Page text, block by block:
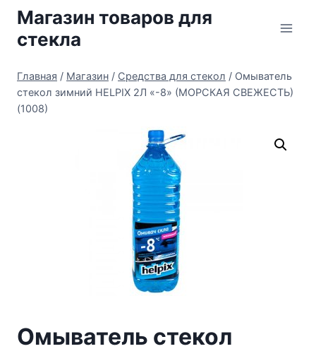
Перейти
содержимому
Магазин товаров для
стекла
Главная / Магазин / Средства для стекол / Омыватель
стекол зимний HELPIX 2Л «-8» (МОРСКАЯ СВЕЖЕСТЬ)
(1008)
Омыватель стекол